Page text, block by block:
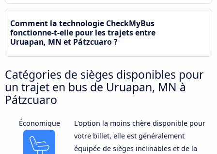
Comment la technologie CheckMyBus
fonctionne-t-elle pour les trajets entre
Uruapan, MN et Pátzcuaro ?
Catégories de sièges disponibles pour
un trajet en bus de Uruapan, MN à
Pátzcuaro
Économique
L'option la moins chère disponible pour
votre billet, elle est généralement
équipée de sièges inclinables et de la